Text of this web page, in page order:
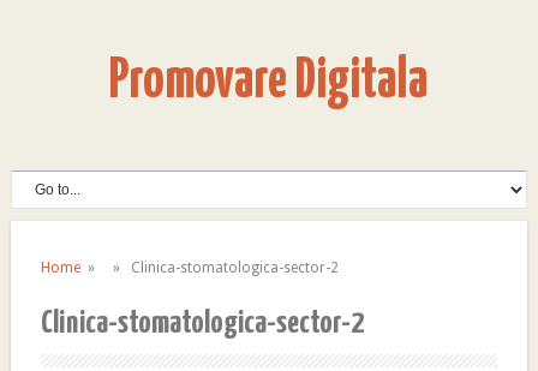
Promovare Digitala
Home» » Clinica-stomatologica-sector-2
Clinica-stomatologica-sector-2